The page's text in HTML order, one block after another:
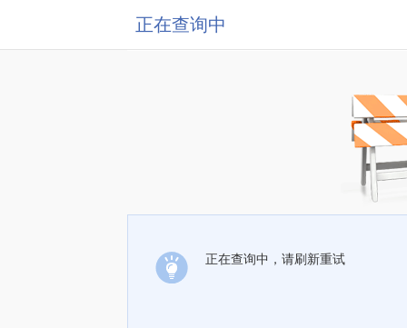
正在查询中
正在查询中，请刷新重试